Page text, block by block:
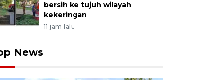
bersih ke tujuh wilayah
kekeringan
11 jam lalu
News